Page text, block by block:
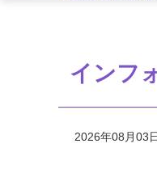
インフ
2026年08月03